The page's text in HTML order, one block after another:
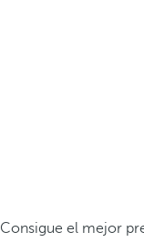
Consigue el mejor